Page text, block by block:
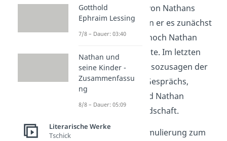
faszinierter ist er von Nathans
Worten, auch wenn er es zunächst
weder sich selbst noch Nathan
eingestehen möchte. Im letzten
Sinnabschnitt und sozusagen der
finalen Stufe des Gesprächs,
schließen Curd und Nathan
letztendlich Freundschaft.
Eine kurze Ausformulierung zum
Gotthold
Ephraim Lessing
7/8 – Dauer: 03:40
Nathan und
seine Kinder -
Zusammenfassu
ng
8/8 – Dauer: 05:09
Literarische Werke
Tschick